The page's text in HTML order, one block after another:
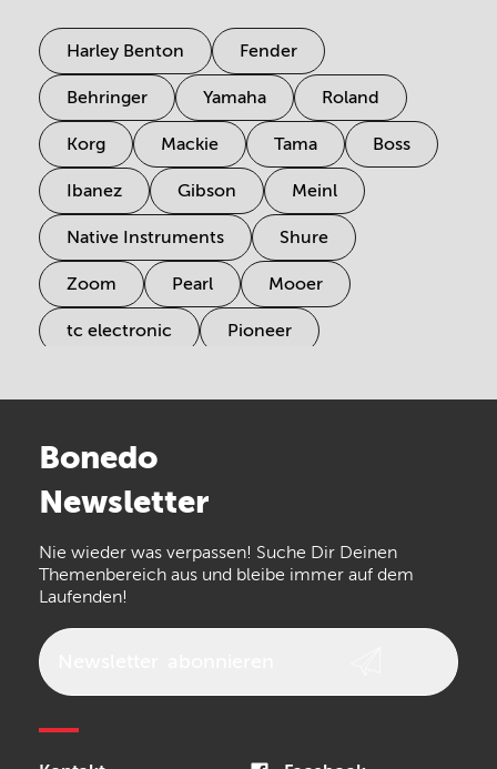
Harley Benton Fender
Behringer Yamaha Roland
Korg Mackie Tama Boss
Ibanez Gibson Meinl
Native Instruments Shure
Zoom Pearl Mooer
tc electronic Pioneer
Arturia
the t.bone
Walrus Audio Epiphone
Bonedo
Newsletter
Nie wieder was verpassen! Suche Dir Deinen
Themenbereich aus und bleibe immer auf dem
Laufenden!